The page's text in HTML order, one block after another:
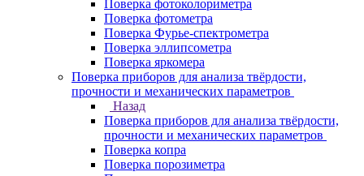
Поверка фотоколориметра
Поверка фотометра
Поверка Фурье-спектрометра
Поверка эллипсометра
Поверка яркомера
Поверка приборов для анализа твёрдости,
прочности и механических параметров
Назад
Поверка приборов для анализа твёрдости,
прочности и механических параметров
Поверка копра
Поверка порозиметра